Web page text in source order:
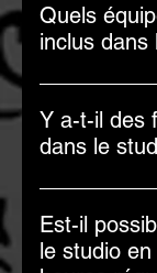
technique
moyennant
Quels
inclus dans
La location
des sacs de
et des
disponibles
Y a-t-il des
dans le
Non, le studio
Cependant,
contrôle
Est-il
le studio